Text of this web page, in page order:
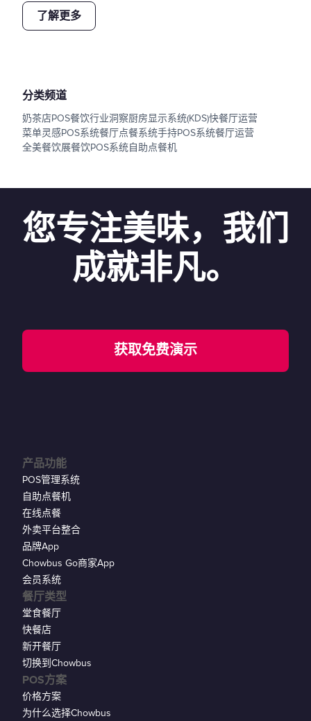
了解更多
分类频道
奶茶店POS餐饮行业洞察厨房显示系统(KDS)快餐厅运营
菜单灵感POS系统餐厅点餐系统手持POS系统餐厅运营
全美餐饮展餐饮POS系统自助点餐机
您专注美味，我们
成就非凡。
获取免费演示
产品功能
POS管理系统
自助点餐机
在线点餐
外卖平台整合
品牌App
Chowbus Go商家App
会员系统
餐厅类型
堂食餐厅
快餐店
新开餐厅
切换到Chowbus
POS方案
价格方案
为什么选择Chowbus